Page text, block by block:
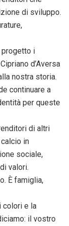
di sviluppo.
progetto i
d’Aversa
nostra storia.
continuare a
per queste
di altri
in
sociale,
valori.
È famiglia,
colori e la
il vostro